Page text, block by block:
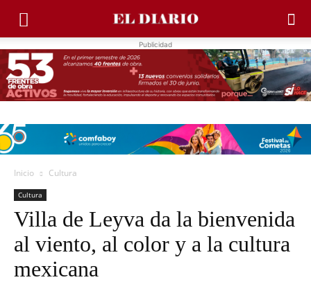
Publicidad
Inicio Cultura
Cultura
Villa de Leyva da la bienvenida
al viento, al color y a la cultura
mexicana